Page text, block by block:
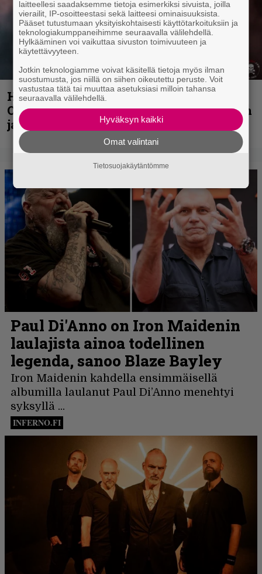
Hellsinki Metal Festival kuvina, osa 2:
Opeth, Misþyrming, Eluveitie, Triptykon
ja muita lauantain esiintyjiä
laitteellesi saadaksemme tietoja esimerkiksi sivuista, joilla
vierailit, IP-osoitteestasi sekä laitteesi ominaisuuksista.
Pääset tutustumaan yksityiskohtaisesti käyttötarkoituksiin ja
teknologiakumppaneihimme seuraavalla välilehdellä.
Hylkääminen voi vaikuttaa sivuston toimivuuteen ja
käytettävyyteen.
Jotkin teknologiamme voivat käsitellä tietoja myös ilman
suostumusta, jos niillä on siihen oikeutettu peruste. Voit
vastustaa tätä tai muuttaa asetuksiasi milloin tahansa
seuraavalla välilehdellä.
Hyväksyn kaikki
Omat valintani
Tietosuojakäytäntömme